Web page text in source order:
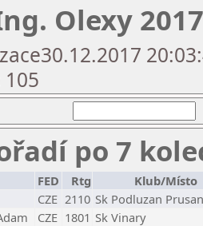
Olexy 2017
105
po 7
FED Rtg
Klub/Místo
CZE 2110 Sk Podluzan
CZE 1801 Sk Vinary